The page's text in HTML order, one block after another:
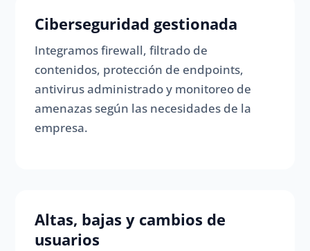
Ciberseguridad gestionada
Integramos firewall, filtrado de
contenidos, protección de endpoints,
antivirus administrado y monitoreo de
amenazas según las necesidades de la
empresa.
Altas, bajas y cambios de
usuarios